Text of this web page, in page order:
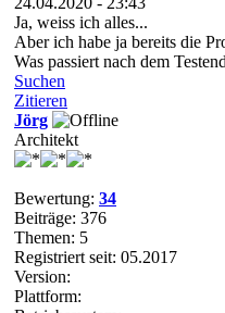
Ja, weiss ich alles...
Aber ich habe ja bereits die
Was passiert nach dem
Suchen
Zitieren
Jörg
Architekt
Bewertung: 34
Beiträge: 376
Themen: 5
Registriert seit: 05.2017
Version:
Plattform: